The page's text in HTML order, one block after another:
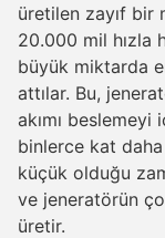
üretilen zayıf bir
20.000 mil hızla
büyük miktarda
attılar. Bu,
akımı beslemeyi
binlerce kat
küçük olduğu
ve jeneratörün
üretir.